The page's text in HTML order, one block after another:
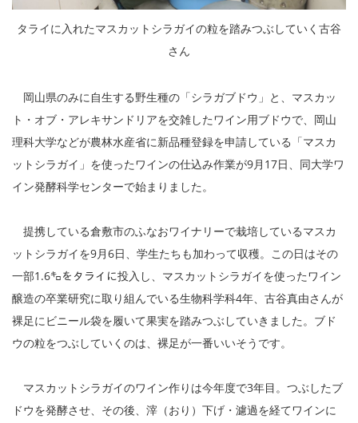
タライに入れたマスカットシラガイの粒を踏みつぶしていく古谷
さん
岡山県のみに自生する野生種の「シラガブドウ」と、マスカッ
ト・オブ・アレキサンドリアを交雑したワイン用ブドウで、岡山
理科大学などが農林水産省に新品種登録を申請している「マスカ
ットシラガイ」を使ったワインの仕込み作業が9月17日、同大学ワ
イン発酵科学センターで始まりました。
提携している倉敷市のふなおワイナリーで栽培しているマスカ
ットシラガイを9月6日、学生たちも加わって収穫。この日はその
一部1.6㌔をタライに投入し、マスカットシラガイを使ったワイン
醸造の卒業研究に取り組んでいる生物科学科4年、古谷真由さんが
裸足にビニール袋を履いて果実を踏みつぶしていきました。ブド
ウの粒をつぶしていくのは、裸足が一番いいそうです。
マスカットシラガイのワイン作りは今年度で3年目。つぶしたブ
ドウを発酵させ、その後、滓（おり）下げ・濾過を経てワインに